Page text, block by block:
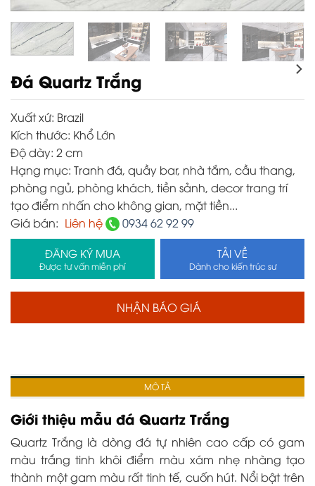
Đá Quartz Trắng
Xuất xứ: Brazil
Kích thước: Khổ Lớn
Độ dày: 2 cm
Hạng mục: Tranh đá, quầy bar, nhà tắm, cầu thang,
phòng ngủ, phòng khách, tiền sảnh, decor trang trí
tạo điểm nhấn cho không gian, mặt tiền...
Giá bán: Liên hệ 0934 62 92 99
ĐĂNG KÝ MUA
Được tư vấn miễn phí
TẢI VỀ
Dành cho kiến trúc sư
NHẬN BÁO GIÁ
MÔ TẢ
Giới thiệu mẫu đá Quartz Trắng
Quartz Trắng là dòng đá tự nhiên cao cấp có gam
màu trắng tinh khôi điểm màu xám nhẹ nhàng tạo
thành một gam màu rất tinh tế, cuốn hút. Nổi bật trên